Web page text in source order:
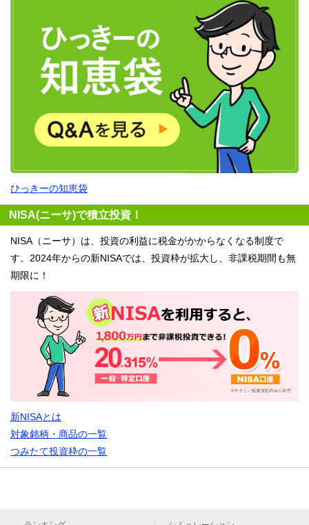
ひっきーの知恵袋
NISA(ニーサ)で積立投資！
NISA（ニーサ）は、投資の利益に税金がかからなくなる制度で
す。2024年からの新NISAでは、投資枠が拡大し、非課税期間も無
期限に！
新NISAとは
対象銘柄・商品の一覧
つみたて投資枠の一覧